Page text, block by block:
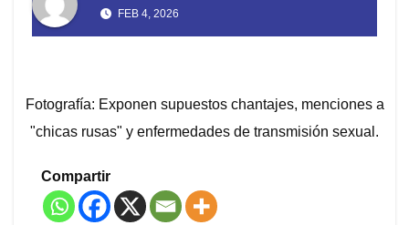
FEB 4, 2026
Fotografía: Exponen supuestos chantajes, menciones a
"chicas rusas" y enfermedades de transmisión sexual.
Compartir